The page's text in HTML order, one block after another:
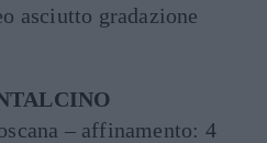
asciutto gradazione
– affinamento: 4